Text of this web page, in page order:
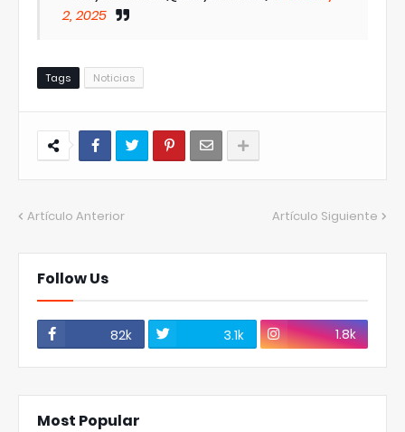
2, 2025
Tags Noticias
Artículo Anterior Artículo Siguiente
Follow Us
82k 3.1k 1.8k
Most Popular